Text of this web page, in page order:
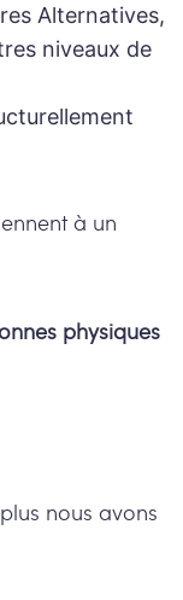
Alternatives,
niveaux de
à un
physiques
nous avons